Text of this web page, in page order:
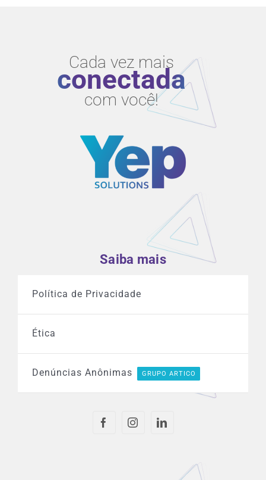
Cada vez mais
conectada
com você!
Saiba mais
Política de Privacidade
Ética
Denúncias Anônimas GRUPO ARTICO